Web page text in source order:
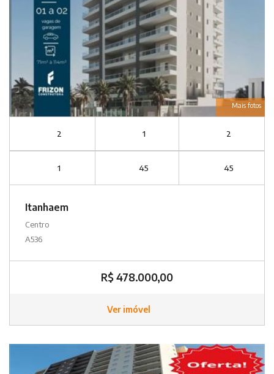
Mais fotos
2 1 2
1 45 45
Itanhaem
Centro
A536
R$ 478.000,00
Ver imóvel